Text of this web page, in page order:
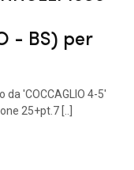
- BS) per
da 'COCCAGLIO 4-5'
25+pt.7 [..]